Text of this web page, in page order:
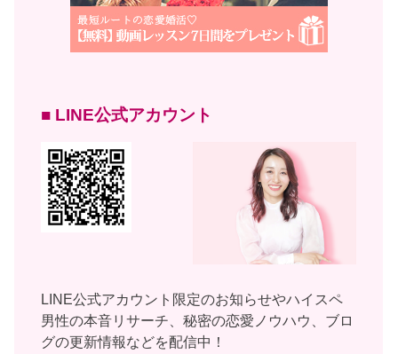
■ LINE公式アカウント
LINE公式アカウント限定のお知らせやハイスペ
男性の本音リサーチ、秘密の恋愛ノウハウ、ブロ
グの更新情報などを配信中！